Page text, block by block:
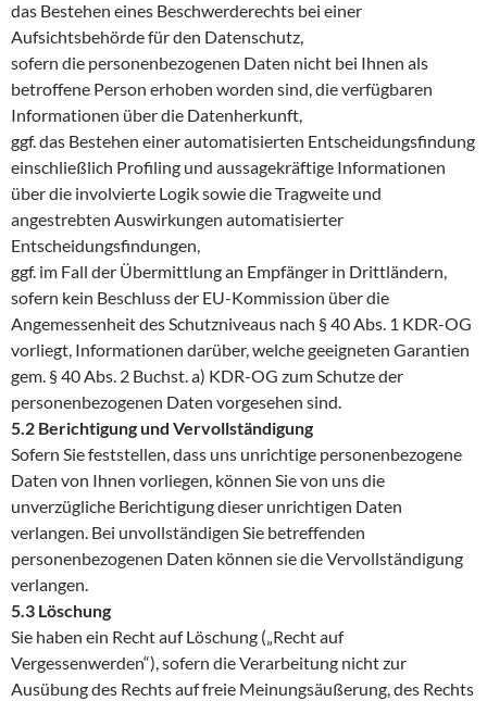
das Bestehen eines Beschwerderechts bei einer
Aufsichtsbehörde für den Datenschutz,
sofern die personenbezogenen Daten nicht bei Ihnen als
betroffene Person erhoben worden sind, die verfügbaren
Informationen über die Datenherkunft,
ggf. das Bestehen einer automatisierten Entscheidungsfindung
einschließlich Profiling und aussagekräftige Informationen
über die involvierte Logik sowie die Tragweite und
angestrebten Auswirkungen automatisierter
Entscheidungsfindungen,
ggf. im Fall der Übermittlung an Empfänger in Drittländern,
sofern kein Beschluss der EU-Kommission über die
Angemessenheit des Schutzniveaus nach § 40 Abs. 1 KDR-OG
vorliegt, Informationen darüber, welche geeigneten Garantien
gem. § 40 Abs. 2 Buchst. a) KDR-OG zum Schutze der
personenbezogenen Daten vorgesehen sind.
5.2 Berichtigung und Vervollständigung
Sofern Sie feststellen, dass uns unrichtige personenbezogene
Daten von Ihnen vorliegen, können Sie von uns die
unverzügliche Berichtigung dieser unrichtigen Daten
verlangen. Bei unvollständigen Sie betreffenden
personenbezogenen Daten können sie die Vervollständigung
verlangen.
5.3 Löschung
Sie haben ein Recht auf Löschung („Recht auf
Vergessenwerden“), sofern die Verarbeitung nicht zur
Ausübung des Rechts auf freie Meinungsäußerung, des Rechts